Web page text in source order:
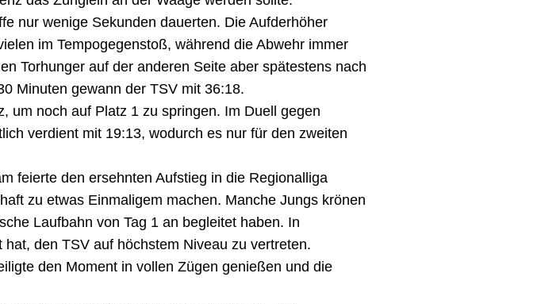
nur wenige Sekunden dauerten. Die Aufderhöher
im Tempogegenstoß, während die Abwehr immer
Torhunger auf der anderen Seite aber spätestens nach
Minuten gewann der TSV mit 36:18.
um noch auf Platz 1 zu springen. Im Duell gegen
verdient mit 19:13, wodurch es nur für den zweiten
feierte den ersehnten Aufstieg in die Regionalliga
zu etwas Einmaligem machen. Manche Jungs krönen
Laufbahn von Tag 1 an begleitet haben. In
den TSV auf höchstem Niveau zu vertreten.
den Moment in vollen Zügen genießen und die